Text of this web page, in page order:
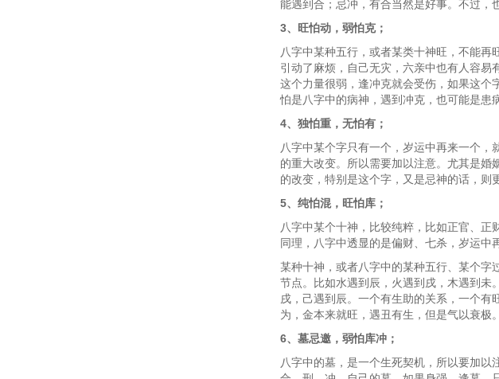
能遇到合；忌冲，有合当然是好事。不过，
3、旺怕动，弱怕克；
八字中某种五行，或者某类十神旺，不能再
引动了麻烦，自己无灾，六亲中也有人容易
这个力量很弱，逢冲克就会受伤，如果这个
怕是八字中的病神，遇到冲克，也可能是患
4、独怕重，无怕有；
八字中某个字只有一个，岁运中再来一个
的重大改变。所以需要加以注意。尤其是
的改变，特别是这个字，又是忌神的话，则
5、纯怕混，旺怕库；
八字中某个十神，比较纯粹，比如正官、正
同理，八字中透显的是偏财、七杀，岁运中
某种十神，或者八字中的某种五行、某个字
节点。比如水遇到辰，火遇到戌，木遇到未
戌，己遇到辰。一个有生助的关系，一个
为，金本来就旺，遇丑有生，但是气以衰极
6、墓忌邀，弱怕库冲；
八字中的墓，是一个生死契机，所以要加以